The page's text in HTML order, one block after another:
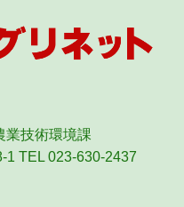
業技術環境課
1 TEL 023-630-2437